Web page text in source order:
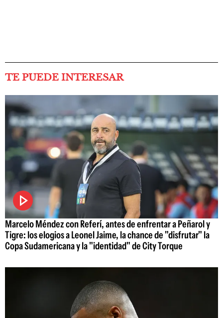
TE PUEDE INTERESAR
Marcelo Méndez con Referí, antes de enfrentar a Peñarol y
Tigre: los elogios a Leonel Jaime, la chance de "disfrutar" la
Copa Sudamericana y la "identidad" de City Torque